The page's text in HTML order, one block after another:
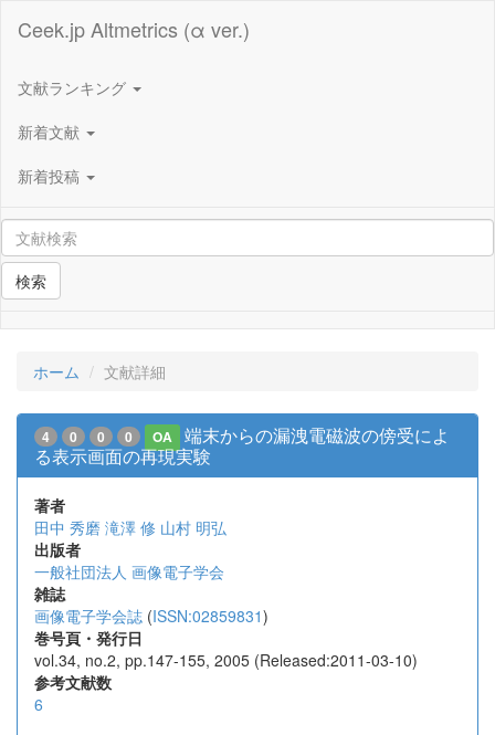
Ceek.jp Altmetrics (α ver.)
文献ランキング
新着文献
新着投稿
検索
ホーム 文献詳細
4 0 0 0 OA
端末からの漏洩電磁波の傍受によ
る表示画面の再現実験
著者
田中 秀磨 滝澤 修 山村 明弘
出版者
一般社団法人 画像電子学会
雑誌
画像電子学会誌 (ISSN:02859831)
巻号頁・発行日
vol.34, no.2, pp.147-155, 2005 (Released:2011-03-10)
参考文献数
6